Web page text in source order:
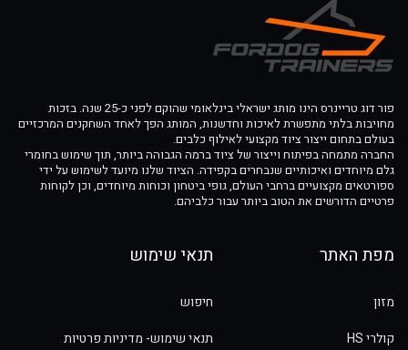
פור דוג טריינרס הינו מותג ישראלי בינלאומי שהוקם לפני כ-25 שנה. בזכות
מחויבות בלתי מתפשרת לאיכות וחדשנות, המותג הפך לאחד השחקנים המרכזיים
בעולם בתחום ייצור ציוד מקצועי לאילוף כלבים.
החברה מתמחה בפיתוח וייצור של ציוד ברמה הגבוהה ביותר, תוך שימוש בחומרי
גלם מיוחדים ואיכותיים שנבחרים בקפידה. הציוד שלנו מיועד לשימוש על ידי
ספורטאים מקצועיים ברחבי העולם, גופי ביטחון וכוחות מיוחדים, וכן לקוחות
פרטיים הדורשים את הטוב ביותר עבור כלביהם.
מפת האתר
מזון
קולרי HS
תנאי שימוש
חיפוש
תנאי שימוש- מדיניות פרטיות